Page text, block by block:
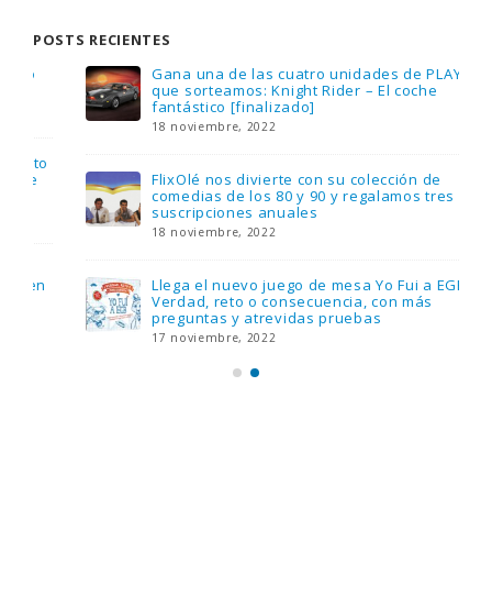
POSTS RECIENTES
Gana una de las cuatro unidades de PLAYMOBIL
que sorteamos: Knight Rider – El coche
fantástico [finalizado]
18 noviembre, 2022
FlixOlé nos divierte con su colección de
comedias de los 80 y 90 y regalamos tres
suscripciones anuales
18 noviembre, 2022
Llega el nuevo juego de mesa Yo Fui a EGB:
Verdad, reto o consecuencia, con más
preguntas y atrevidas pruebas
17 noviembre, 2022